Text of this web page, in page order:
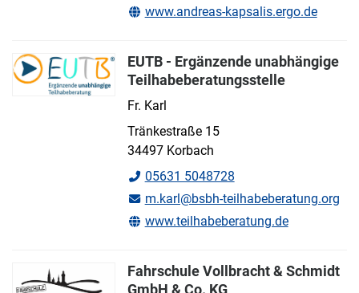
www.andreas-kapsalis.ergo.de
EUTB - Ergänzende unabhängige
Teilhabeberatungsstelle
Fr. Karl
Tränkestraße 15
34497 Korbach
05631 5048728
m.karl@bsbh-teilhabeberatung.org
www.teilhabeberatung.de
Fahrschule Vollbracht & Schmidt
GmbH & Co. KG